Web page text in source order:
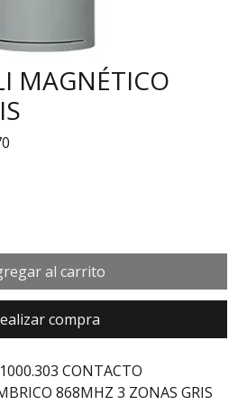
MAGNÉTICO
al carrito
compra
CONTACTO
868MHZ 3 ZONAS GRIS